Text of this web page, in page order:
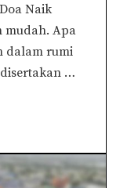
Naik
mudah. Apa
dalam rumi
…